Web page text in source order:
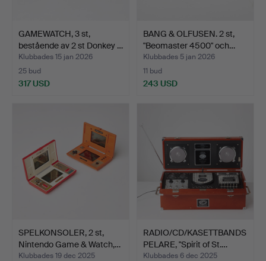
GAMEWATCH, 3 st,
bestående av 2 st Donkey …
Klubbades 15 jan 2026
25 bud
317 USD
BANG & OLFUSEN. 2 st,
"Beomaster 4500" och…
Klubbades 5 jan 2026
11 bud
243 USD
SPELKONSOLER, 2 st,
Nintendo Game & Watch,…
Klubbades 19 dec 2025
RADIO/CD/KASETTBANDS
PELARE, "Spirit of St.…
Klubbades 6 dec 2025